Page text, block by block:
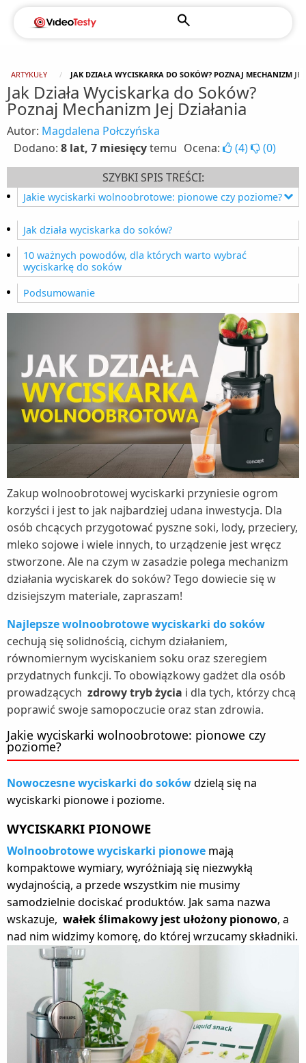
ARTYKUŁY JAK DZIAŁA WYCISKARKA DO SOKÓW? POZNAJ MECHANIZM
Jak Działa Wyciskarka do Soków?
Poznaj Mechanizm Jej Działania
Autor: Magdalena Połczyńska
Dodano: 8 lat, 7 miesięcytemu Ocena: (4) (0)
SZYBKI SPIS TREŚCI:
Jakie wyciskarki wolnoobrotowe: pionowe czy poziome?
Wyciskarki poziome
Jak działa wyciskarka do soków?
10 ważnych powodów, dla których warto wybrać
wyciskarkę do soków
Podsumowanie
Zakup wolnoobrotowej wyciskarki przyniesie ogrom
korzyści i jest to jak najbardziej udana inwestycja. Dla
osób chcących przygotować pyszne soki, lody, przeciery,
mleko sojowe i wiele innych, to urządzenie jest wręcz
stworzone. Ale na czym w zasadzie polega mechanizm
działania wyciskarek do soków? Tego dowiecie się w
dzisiejszym materiale, zapraszam!
Najlepsze wolnoobrotowe wyciskarki do soków
cechują się solidnością, cichym działaniem,
równomiernym wyciskaniem soku oraz szeregiem
przydatnych funkcji. To obowiązkowy gadżet dla osób
prowadzących zdrowy tryb życia i dla tych, którzy chcą
poprawić swoje samopoczucie oraz stan zdrowia.
Jakie wyciskarki wolnoobrotowe: pionowe czy
poziome?
Nowoczesne wyciskarki do sokówdzielą się na
wyciskarki pionowe i poziome.
WYCISKARKI PIONOWE
Wolnoobrotowe wyciskarki pionowe mają
kompaktowe wymiary, wyróżniają się niezwykłą
wydajnością, a przede wszystkim nie musimy
samodzielnie dociskać produktów. Jak sama nazwa
wskazuje, wałek ślimakowy jest ułożony pionowo, a
nad nim widzimy komorę, do której wrzucamy składniki.